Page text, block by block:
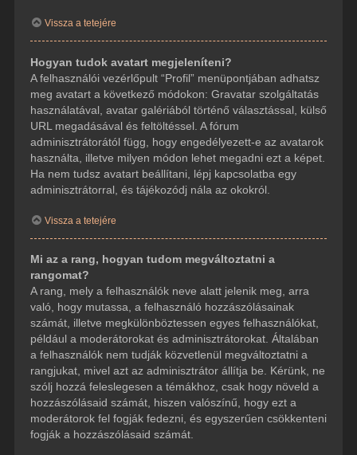
Vissza a tetejére
Hogyan tudok avatart megjeleníteni?
A felhasználói vezérlőpult “Profil” menüpontjában adhatsz
meg avatart a következő módokon: Gravatar szolgáltatás
használatával, avatar galériából történő választással, külső
URL megadásával és feltöltéssel. A fórum
adminisztrátorától függ, hogy engedélyezett-e az avatarok
használta, illetve milyen módon lehet megadni ezt a képet.
Ha nem tudsz avatart beállítani, lépj kapcsolatba egy
adminisztrátorral, és tájékozódj nála az okokról.
Vissza a tetejére
Mi az a rang, hogyan tudom megváltoztatni a
rangomat?
A rang, mely a felhasználók neve alatt jelenik meg, arra
való, hogy mutassa, a felhasználó hozzászólásainak
számát, illetve megkülönböztessen egyes felhasználókat,
például a moderátorokat és adminisztrátorokat. Általában
a felhasználók nem tudják közvetlenül megváltoztatni a
rangjukat, mivel azt az adminisztrátor állítja be. Kérünk, ne
szólj hozzá feleslegesen a témákhoz, csak hogy növeld a
hozzászólásaid számát, hiszen valószínű, hogy ezt a
moderátorok fel fogják fedezni, és egyszerűen csökkenteni
fogják a hozzászólásaid számát.